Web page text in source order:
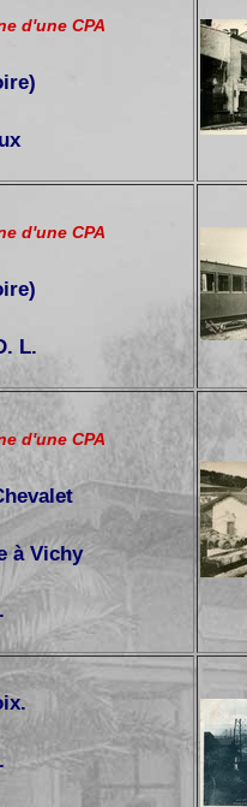
d'une CPA
d'une CPA
L.
d'une CPA
à Vichy